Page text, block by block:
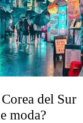
del Sur
moda?